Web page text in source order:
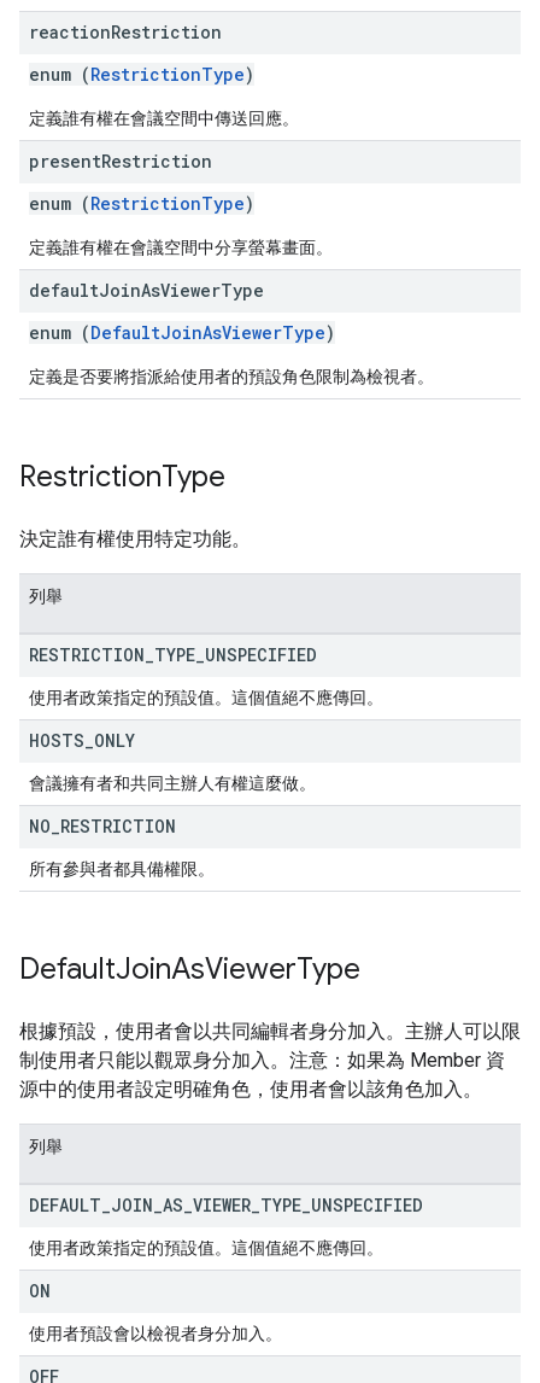
reactionRestriction
enum (RestrictionType)
定義誰有權在會議空間中傳送回應。
presentRestriction
enum (RestrictionType)
定義誰有權在會議空間中分享螢幕畫面。
defaultJoinAsViewerType
enum (DefaultJoinAsViewerType)
定義是否要將指派給使用者的預設角色限制為檢視者。
RestrictionType
決定誰有權使用特定功能。
列舉
RESTRICTION TYPE UNSPECIFIED
使用者政策指定的預設值。這個值絕不應傳回。
HOSTS ONLY
會議擁有者和共同主辦人有權這麼做。
NO RESTRICTION
所有參與者都具備權限。
DefaultJoinAsViewerType
根據預設，使用者會以共同編輯者身分加入。主辦人可以限
制使用者只能以觀眾身分加入。注意：如果為 Member 資
源中的使用者設定明確角色，使用者會以該角色加入。
列舉
DEFAULT JOIN AS VIEWER TYPE UNSPECIFIED
使用者政策指定的預設值。這個值絕不應傳回。
ON
使用者預設會以檢視者身分加入。
OFF